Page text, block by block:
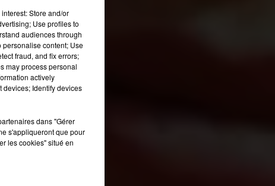
Store and/or
Use profiles to
audiences through
personalise content; Use
fraud, and fix errors;
may process personal
actively
devices; Identify devices
dans "Gérer
s'appliqueront que pour
les cookies" situé en